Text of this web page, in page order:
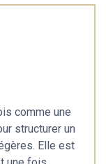
comme une
structurer un
Elle est